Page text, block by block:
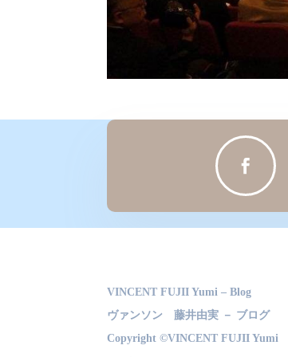

VINCENT FUJII Yumi – Blog
ヴァンソン 藤井由実 － ブログ
Copyright ©VINCENT FUJII Yumi